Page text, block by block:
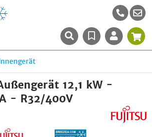
12,1 kW -
- R32/400V